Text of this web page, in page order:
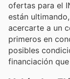
ofertas para el
están
acercarte a un
primeros en
posibles
financiación